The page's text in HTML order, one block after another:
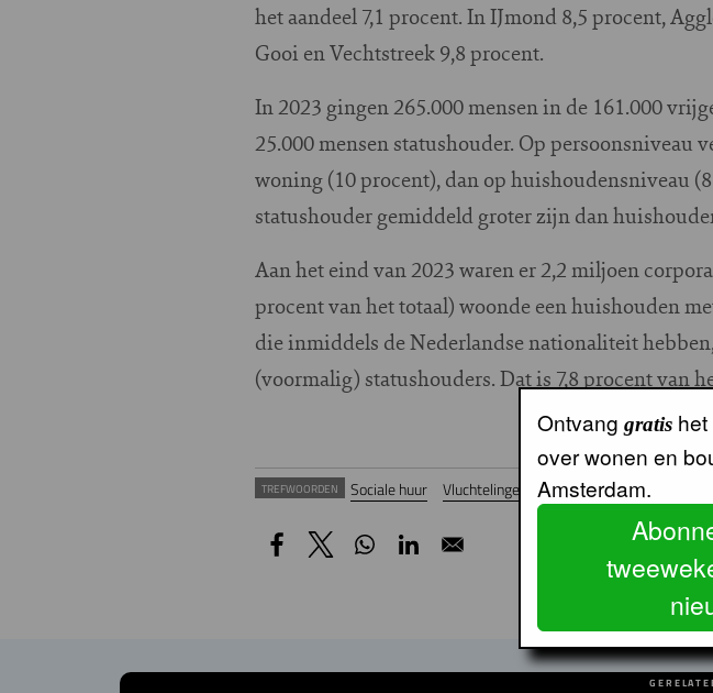
het aandeel 7,1 procent. In IJmond 8,5 procent,
Gooi en Vechtstreek 9,8 procent.
In 2023 gingen 265.000 mensen in de 161.000
25.000 mensen statushouder. Op persoonsniveau
woning (10 procent), dan op huishoudensniveau
statushouder gemiddeld groter zijn dan
Aan het eind van 2023 waren er 2,2 miljoen
procent van het totaal) woonde een huishouden
die inmiddels de Nederlandse nationaliteit
(voormalig) statushouders. Dat is 7,8 procent van
TREFWOORDEN Sociale huur Vluchtelingen WONINGCORPORATIES
Ontvang gratis
over wonen en
Amsterdam.